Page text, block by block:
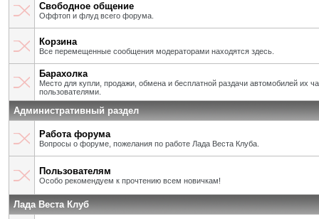
Свободное общение
Оффтоп и флуд всего форума.
Корзина
Все перемещенные сообщения модераторами находятся здесь.
Барахолка
Место для купли, продажи, обмена и бесплатной раздачи автомобилей их
пользователями.
Административный раздел
Работа форума
Вопросы о форуме, пожелания по работе Лада Веста Клуба.
Пользователям
Особо рекомендуем к прочтению всем новичкам!
Лада Веста Клуб